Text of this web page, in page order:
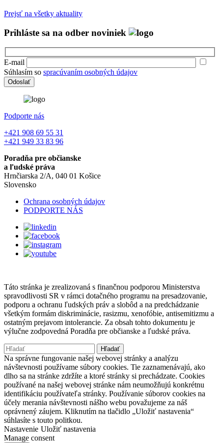
Prejsť na všetky aktuality
Prihláste sa na odber noviniek
E-mail
Súhlasím so spracúvaním osobných údajov
Podporte nás
+421 908 69 55 31
+421 949 33 83 96
Poradňa pre občianske
a ľudské práva
Hrnčiarska 2/A, 040 01 Košice
Slovensko
Ochrana osobných údajov
PODPORTE NÁS
Táto stránka je zrealizovaná s finančnou podporou Ministerstva
spravodlivosti SR v rámci dotačného programu na presadzovanie,
podporu a ochranu ľudských práv a slobôd a na predchádzanie
všetkým formám diskriminácie, rasizmu, xenofóbie, antisemitizmu a
ostatným prejavom intolerancie. Za obsah tohto dokumentu je
výlučne zodpovedná Poradňa pre občianske a ľudské práva.
Hľadať:
Na správne fungovanie našej webovej stránky a analýzu
návštevnosti používame súbory cookies. Tie zaznamenávajú, ako
dlho sa na stránke zdržíte a ktoré stránky si prechádzate. Cookies
používané na našej webovej stránke nám neumožňujú konkrétnu
identifikáciu používateľa stránky. Používanie súborov cookies na
účely merania návštevnosti nášho webu považujeme za náš
oprávnený záujem. Kliknutím na tlačidlo „Uložiť nastavenia“
súhlasíte s touto politkou.
Nastavenie Uložiť nastavenia
Manage consent